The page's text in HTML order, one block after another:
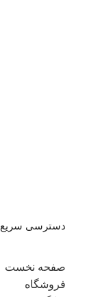
دسترسی سریع
صفحه نخست
فروشگاه